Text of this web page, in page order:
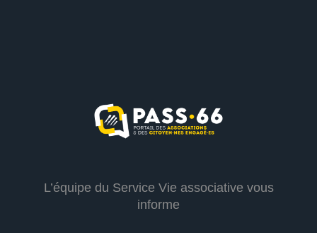
L’équipe du Service Vie associative vous
informe